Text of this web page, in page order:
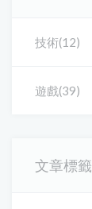
技術(12)
遊戲(39)
文章標籤